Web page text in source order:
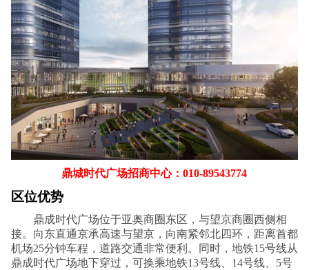
鼎城时代广场招商中心：010-89543774
区位优势
鼎成时代广场位于亚奥商圈东区，与望京商圈西侧相
接。向东直通京承高速与望京，向南紧邻北四环，距离首都
机场25分钟车程，道路交通非常便利。同时，地铁15号线从
鼎成时代广场地下穿过，可换乘地铁13号线、14号线、5号